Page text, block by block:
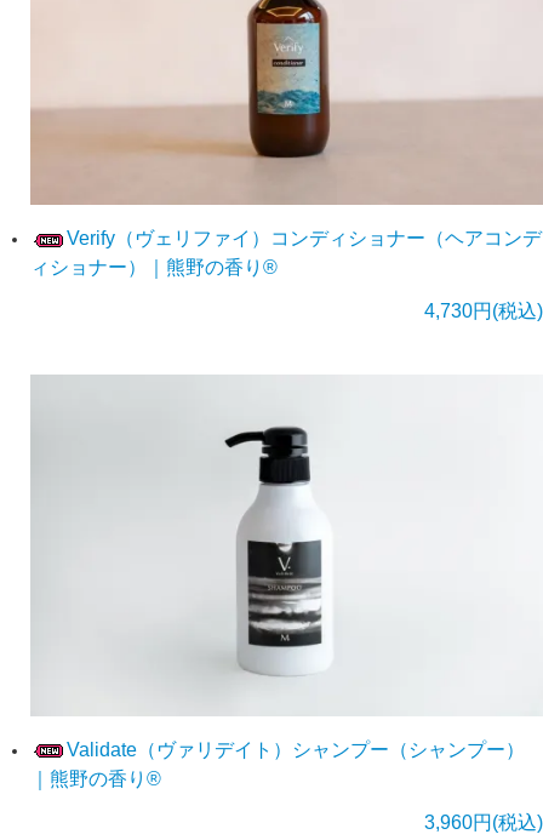
Verify（ヴェリファイ）コンディショナー（ヘアコンデ
ィショナー）｜熊野の香り®
4,730円(税込)
Validate（ヴァリデイト）シャンプー（シャンプー）
｜熊野の香り®
3,960円(税込)